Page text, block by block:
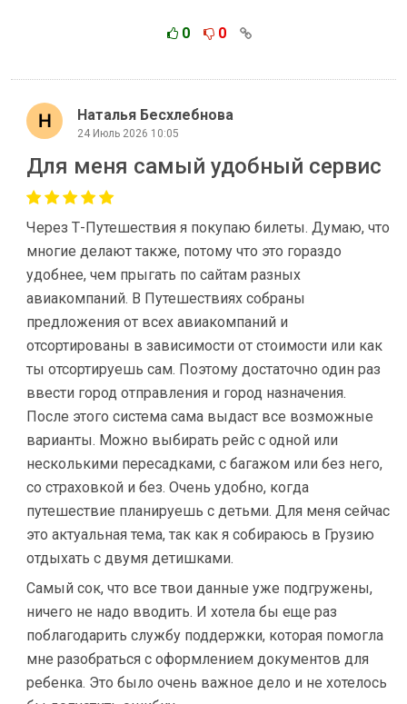
0 0
Наталья Бесхлебнова
24 Июль 2026 10:05
Для меня самый удобный сервис
Через Т-Путешествия я покупаю билеты. Думаю, что
многие делают также, потому что это гораздо
удобнее, чем прыгать по сайтам разных
авиакомпаний. В Путешествиях собраны
предложения от всех авиакомпаний и
отсортированы в зависимости от стоимости или как
ты отсортируешь сам. Поэтому достаточно один раз
ввести город отправления и город назначения.
После этого система сама выдаст все возможные
варианты. Можно выбирать рейс с одной или
несколькими пересадками, с багажом или без него,
со страховкой и без. Очень удобно, когда
путешествие планируешь с детьми. Для меня сейчас
это актуальная тема, так как я собираюсь в Грузию
отдыхать с двумя детишками.
Самый сок, что все твои данные уже подгружены,
ничего не надо вводить. И хотела бы еще раз
поблагодарить службу поддержки, которая помогла
мне разобраться с оформлением документов для
ребенка. Это было очень важное дело и не хотелось